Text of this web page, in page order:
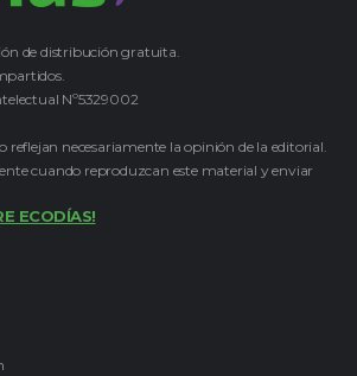
de distribución gratuita.
Nº5329002
reflejan necesariamente la opinión de la editorial.
cuando reproduzcan este material y enviar
ECODÍAS!